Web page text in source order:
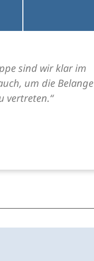
sind wir klar im
um die Belange
vertreten.“